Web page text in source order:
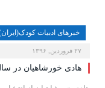
خبرهای ادبیات
۲۷ فروردین, ۱۳۹۶
هادی خورشاهیان در